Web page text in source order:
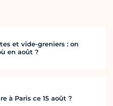
et vide-greniers : on
en août ?
à Paris ce 15 août ?